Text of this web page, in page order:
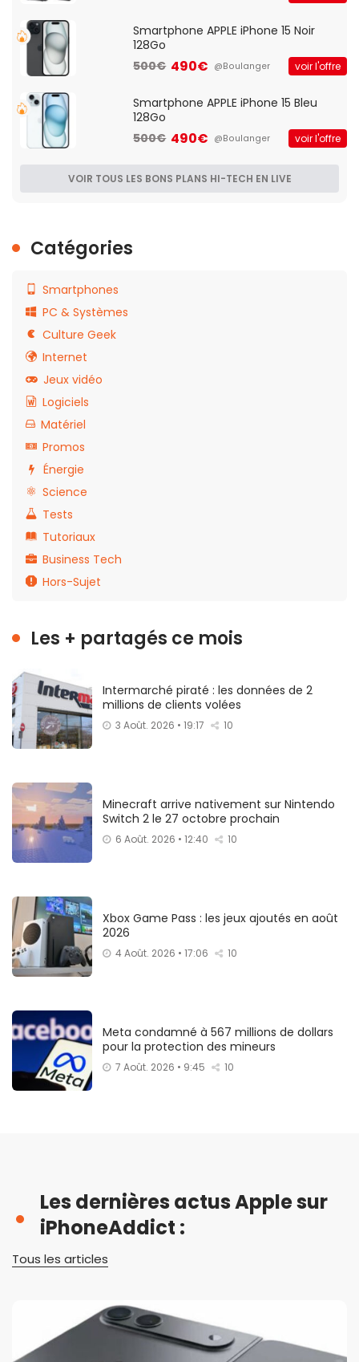
Smartphone APPLE iPhone 15 Noir
128Go
500€ 490€ @Boulanger voir l'offre
Smartphone APPLE iPhone 15 Bleu
128Go
500€ 490€ @Boulanger voir l'offre
VOIR TOUS LES BONS PLANS HI-TECH EN LIVE
Catégories
Smartphones
PC & Systèmes
Culture Geek
Internet
Jeux vidéo
Logiciels
Matériel
Promos
Énergie
Science
Tests
Tutoriaux
Business Tech
Hors-Sujet
Les + partagés ce mois
Intermarché piraté : les données de 2
millions de clients volées
3 Août. 2026 • 19:17 10
Minecraft arrive nativement sur Nintendo
Switch 2 le 27 octobre prochain
6 Août. 2026 • 12:40 10
Xbox Game Pass : les jeux ajoutés en août
2026
4 Août. 2026 • 17:06 10
Meta condamné à 567 millions de dollars
pour la protection des mineurs
7 Août. 2026 • 9:45 10
Les dernières actus Apple sur
iPhoneAddict :
Tous les articles